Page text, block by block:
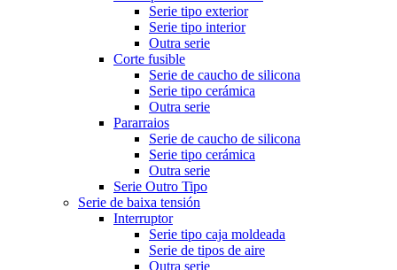
Serie tipo exterior
Serie tipo interior
Outra serie
Corte fusible
Serie de caucho de silicona
Serie tipo cerámica
Outra serie
Pararraios
Serie de caucho de silicona
Serie tipo cerámica
Outra serie
Serie Outro Tipo
Serie de baixa tensión
Interruptor
Serie tipo caja moldeada
Serie de tipos de aire
Outra serie